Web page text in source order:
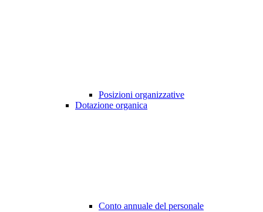
Posizioni organizzative
Dotazione organica
Conto annuale del personale